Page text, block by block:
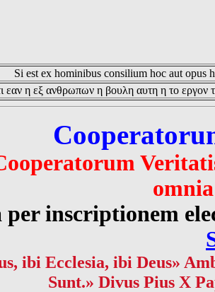
Si est ex hominibus consilium hoc aut opus
εαν η εξ ανθρωπων η βουλη αυτη η το εργον
per inscriptionem
ibi Ecclesia, ibi Deus»
Sunt.» Divus Pius X